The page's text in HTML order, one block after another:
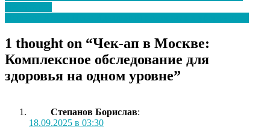
1 thought on “Чек-ап в Москве:
Комплексное обследование для
здоровья на одном уровне”
Степанов Борислав:
18.09.2025 в 03:30